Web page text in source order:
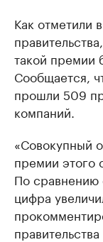
Как отметили
такой премии
Сообщается,
прошли 509
компаний.
«Совокупный
премии этого
По сравнению
цифра